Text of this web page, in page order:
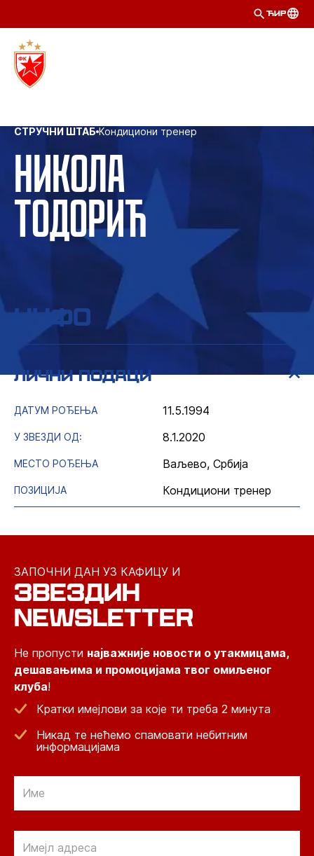
ЋИР
СТРУЧНИ ШТАБ Кондициони тренер
Никола
Тодорић
инфо
лични подаци
ДАТУМ РОЂЕЊА 11.5.1994
У ЗВЕЗДИ ОД: 8.1.2020
МЕСТО РОЂЕЊА Ваљево, Србија
ПОЗИЦИЈА Кондициони тренер
ЗАПОЧНИ ДАН УЗ КАФИЦУ И
ЗВЕЗДИН
NEWSLETTER
Не пропусти најважније новости о утакмицама,
дешавањима и промоцијама твог омиљеног
клуба!
Кратки имејлови за које ти треба 2 минута
Никад те нећемо спамовати небитним
информацијама